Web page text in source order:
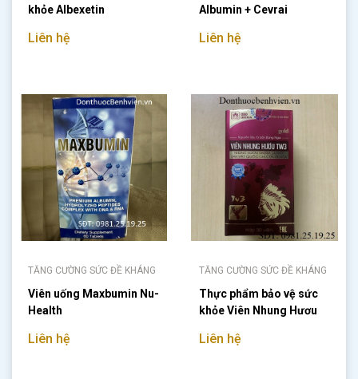
khỏe Albexetin
Liên hệ
Albumin + Cevrai
Liên hệ
TĂNG CƯỜNG SỨC ĐỀ KHÁNG
Viên uống Maxbumin Nu-
Health
Liên hệ
TĂNG CƯỜNG SỨC ĐỀ KHÁNG
Thực phẩm bảo vệ sức
khỏe Viên Nhung Hươu
Liên hệ